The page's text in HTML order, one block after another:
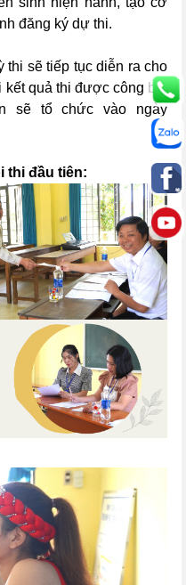
đăng ký dự thi.
sẽ tiếp tục diễn ra cho
kết quả thi được công bố,
sẽ tổ chức vào ngày
thi đầu tiên: